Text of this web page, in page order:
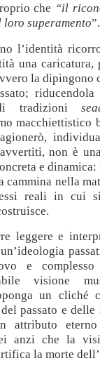
che “il
loro superamento”.
l’identità
una caricatura,
la dipingono
tradizioni
macchiettistico
non è
e
nella
reali in cui
leggere e
e
visione
un cliché
passato e
eterno
anzi che la
la morte